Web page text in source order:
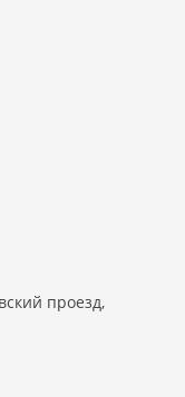
проезд,